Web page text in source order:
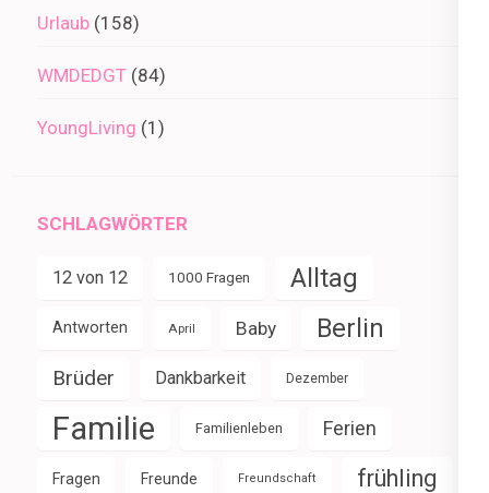
Urlaub (158)
WMDEDGT (84)
YoungLiving (1)
SCHLAGWÖRTER
12 von 12 1000 Fragen Alltag
Antworten April Baby Berlin
Brüder Dankbarkeit Dezember
Familie Familienleben Ferien
Fragen Freunde Freundschaft frühling